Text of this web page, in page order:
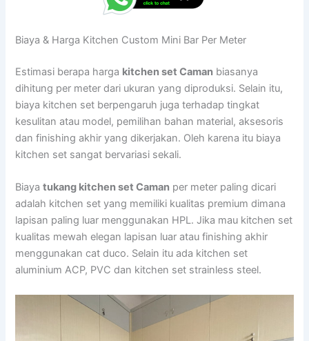
Biaya & Harga Kitchen Custom Mini Bar Per Meter
Estimasi berapa harga kitchen set Caman biasanya
dihitung per meter dari ukuran yang diproduksi. Selain itu,
biaya kitchen set berpengaruh juga terhadap tingkat
kesulitan atau model, pemilihan bahan material, aksesoris
dan finishing akhir yang dikerjakan. Oleh karena itu biaya
kitchen set sangat bervariasi sekali.
Biayatukang kitchen set Caman per meter paling dicari
adalah kitchen set yang memiliki kualitas premium dimana
lapisan paling luar menggunakan HPL. Jika mau kitchen set
kualitas mewah elegan lapisan luar atau finishing akhir
menggunakan cat duco. Selain itu ada kitchen set
aluminium ACP, PVC dan kitchen set strainless steel.